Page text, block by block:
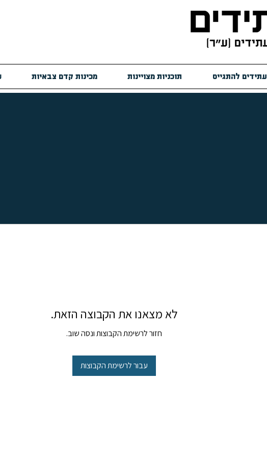
עתידים להתגייס תוכניות מצויינות מכינות קדם צבאיות
לא מצאנו את הקבוצה הזאת.
חזור לרשימת הקבוצות ונסה שוב.
עבור לרשימת הקבוצות